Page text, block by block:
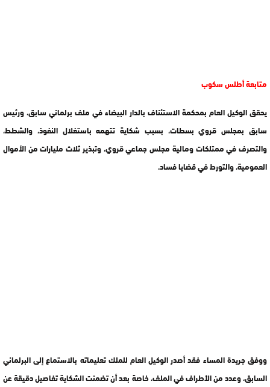
متابعة أطلس سكوب
يحقق الوكيل العام بمحكمة الاستئناف بالدار البيضاء في ملف برلماني سابق، ورئيس
سابق بمجلس قروي بسطات، بسبب شكاية تتهمه باستغلال النفوذ، والشطط،
والتصرف في ممتلكات ومالية مجلس جماعي قروي، وتبذير ثلاث مليارات من الأموال
العمومية، والتورط في قضايا فساد.
ووفق جريدة المساء فقد أصدر الوكيل العام للملك تعليماته بالاستماع إلى البرلماني
السابق، وعدد من الأطراف في الملف، خاصة بعد أن تضمنت الشكاية تفاصيل دقيقة عن